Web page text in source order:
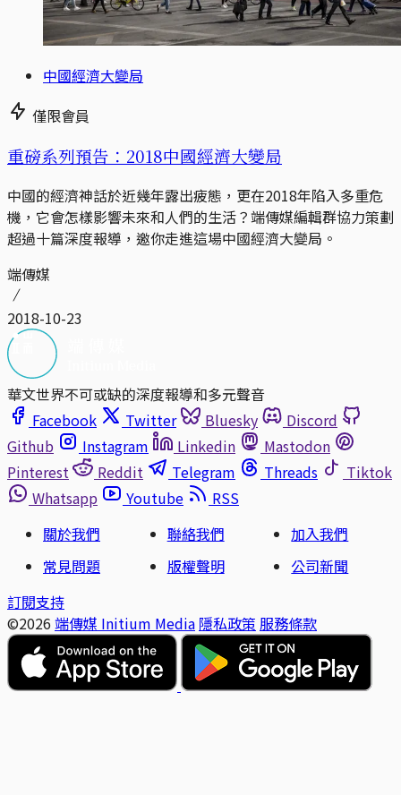
中國經濟大變局
僅限會員
重磅系列預告：2018中國經濟大變局
中國的經濟神話於近幾年露出疲態，更在2018年陷入多重危
機，它會怎樣影響未來和人們的生活？端傳媒編輯群協力策劃
超過十篇深度報導，邀你走進這場中國經濟大變局。
端傳媒
2018-10-23
華文世界不可或缺的深度報導和多元聲音
Facebook
Twitter Bluesky
Discord
Github
Instagram Linkedin
Mastodon
Pinterest
Reddit Telegram Threads
Tiktok
Whatsapp
Youtube
RSS
關於我們
聯絡我們
加入我們
常見問題
版權聲明
公司新聞
訂閱支持
©2026 端傳媒 Initium Media 隱私政策 服務條款